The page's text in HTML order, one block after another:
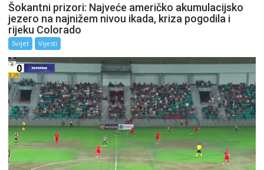
Šokantni prizori: Najveće američko akumulacijsko
jezero na najnižem nivou ikada, kriza pogodila i
rijeku Colorado
Svijet Vijesti